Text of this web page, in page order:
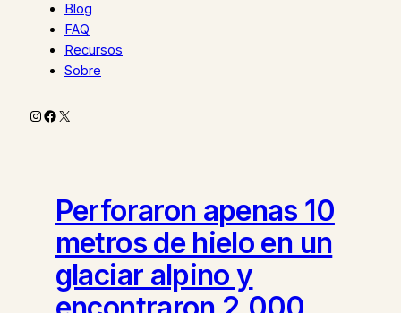
Blog
FAQ
Recursos
Sobre
Instagram
Facebook
X
Perforaron apenas 10
metros de hielo en un
glaciar alpino y